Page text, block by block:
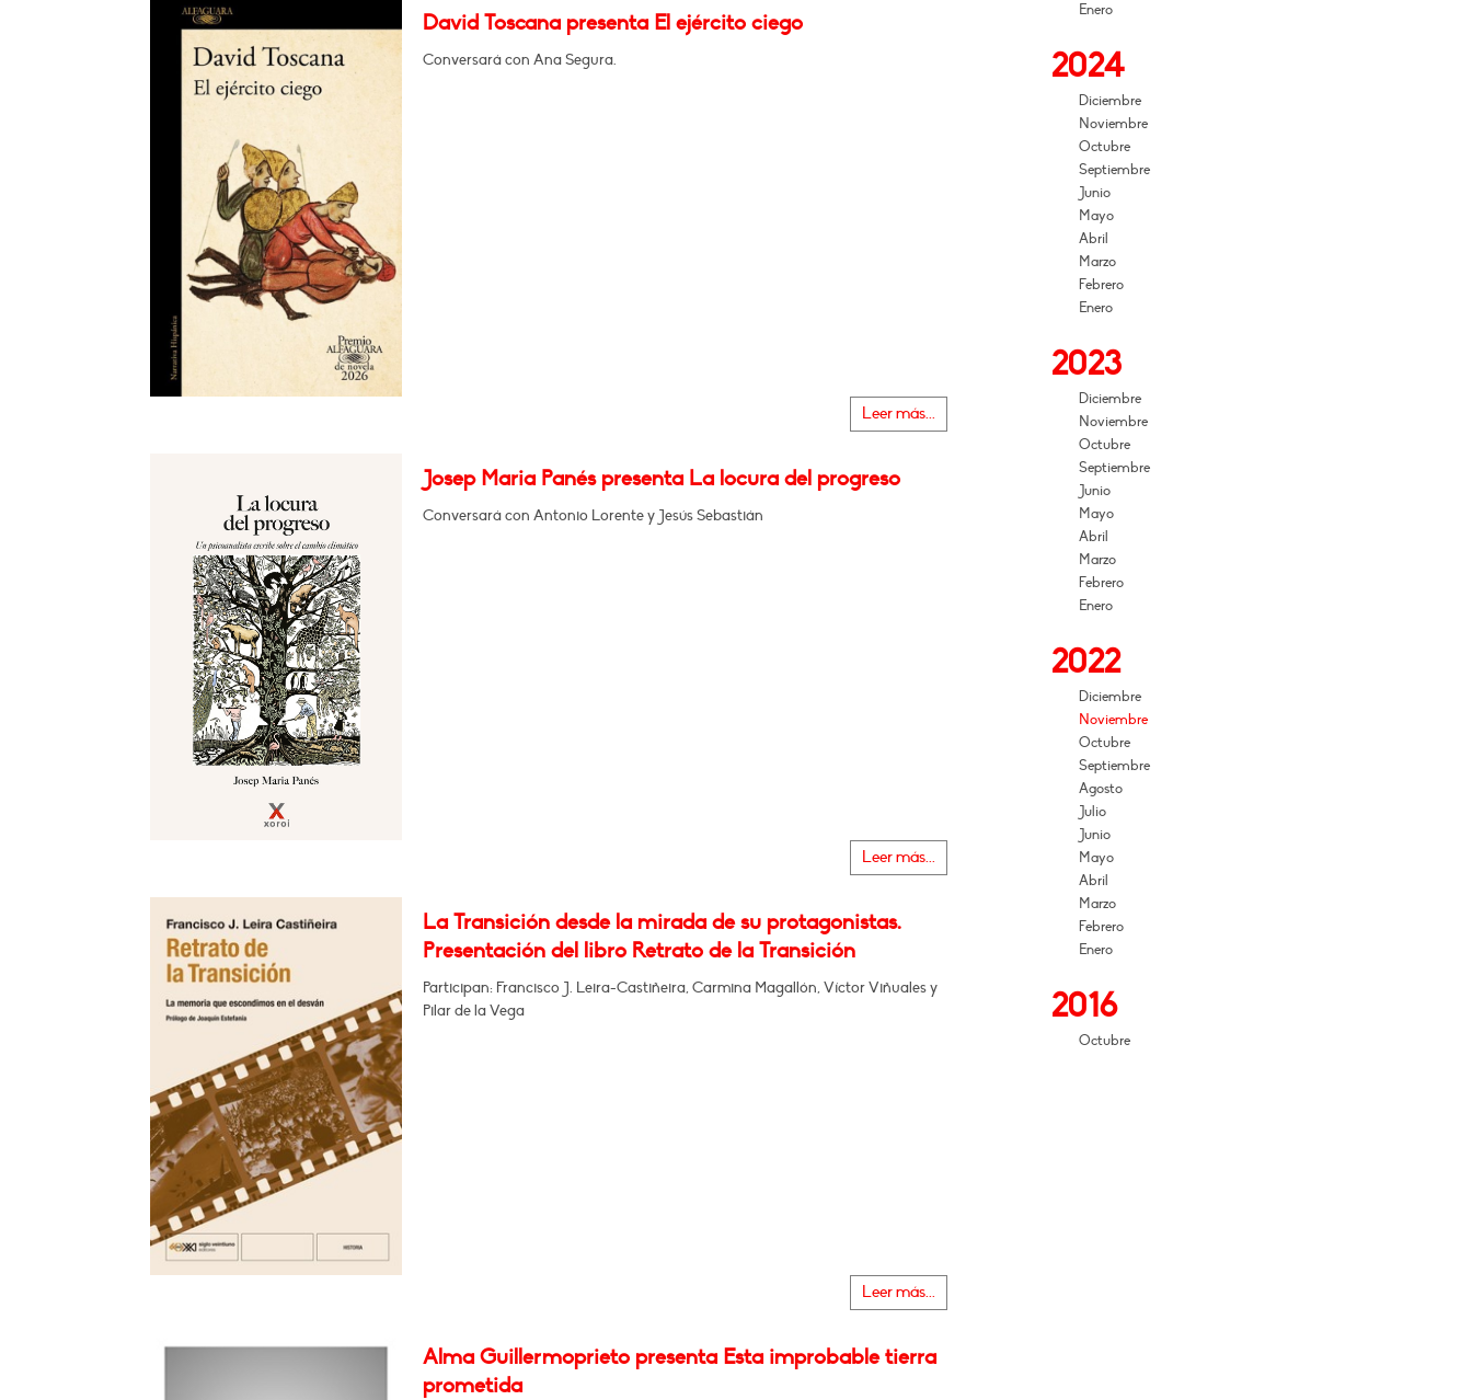
David Toscana presenta El ejército ciego
Conversará con Ana Segura.
Leer más...
Josep Maria Panés presenta La locura del progreso
Conversará con Antonio Lorente y Jesús Sebastián
Leer más...
La Transición desde la mirada de su protagonistas.
Presentación del libro Retrato de la Transición
Participan: Francisco J. Leira-Castiñeira, Carmina Magallón, Víctor Viñuales y
Pilar de la Vega
Leer más...
Alma Guillermoprieto presenta Esta improbable tierra
prometida
Enero
2024
Diciembre
Noviembre
Octubre
Septiembre
Junio
Mayo
Abril
Marzo
Febrero
Enero
2023
Diciembre
Noviembre
Octubre
Septiembre
Junio
Mayo
Abril
Marzo
Febrero
Enero
2022
Diciembre
Noviembre
Octubre
Septiembre
Agosto
Julio
Junio
Mayo
Abril
Marzo
Febrero
Enero
2016
Octubre